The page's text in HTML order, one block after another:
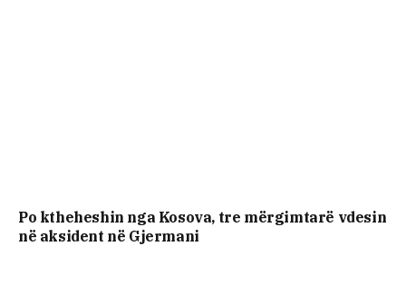
Po ktheheshin nga Kosova, tre mërgimtarë vdesin
në aksident në Gjermani